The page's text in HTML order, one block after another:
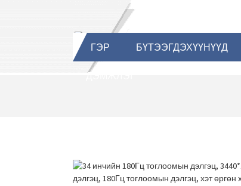
ГЭР БҮТЭЭГДЭХҮҮНҮҮД
ДЭМЖЛЭГ